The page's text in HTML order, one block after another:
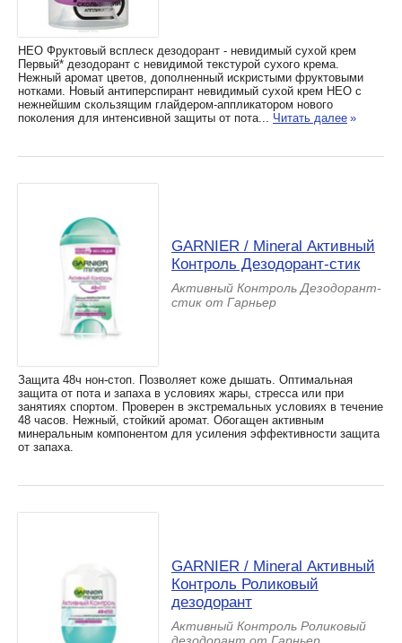
HЕО Фруктовый всплеск дезодорант - невидимый сухой крем
Первый* дезодорант с невидимой текстурой сухого крема.
Нежный аромат цветов, дополненный искристыми фруктовыми
нотками. Новый антиперспирант невидимый сухой крем НЕО с
нежнейшим скользящим глайдером-аппликатором нового
поколения для интенсивной защиты от пота... Читать далее »
GARNIER / Mineral Активный
Контроль Дезодорант-стик
Активный Контроль Дезодорант-
стик от Гарньер
Защита 48ч нон-стоп. Позволяет коже дышать. Оптимальная
защита от пота и запаха в условиях жары, стресса или при
занятиях спортом. Проверен в экстремальных условиях в течение
48 часов. Нежный, стойкий аромат. Обогащен активным
минеральным компонентом для усиления эффективности защита
от запаха.
GARNIER / Mineral Активный
Контроль Роликовый
дезодорант
Активный Контроль Роликовый